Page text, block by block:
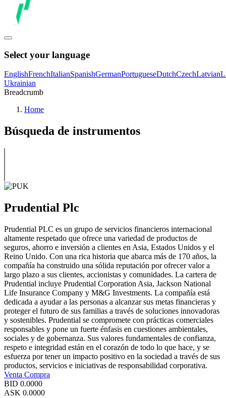
Select your language
EnglishFrenchItalianSpanishGermanPortugueseDutchCzechLatvian
Ukrainian
Breadcrumb
Home
Búsqueda de instrumentos
Prudential Plc
Prudential PLC es un grupo de servicios financieros internacional
altamente respetado que ofrece una variedad de productos de
seguros, ahorro e inversión a clientes en Asia, Estados Unidos y el
Reino Unido. Con una rica historia que abarca más de 170 años, la
compañía ha construido una sólida reputación por ofrecer valor a
largo plazo a sus clientes, accionistas y comunidades. La cartera de
Prudential incluye Prudential Corporation Asia, Jackson National
Life Insurance Company y M&G Investments. La compañía está
dedicada a ayudar a las personas a alcanzar sus metas financieras y
proteger el futuro de sus familias a través de soluciones innovadoras
y sostenibles. Prudential se compromete con prácticas comerciales
responsables y pone un fuerte énfasis en cuestiones ambientales,
sociales y de gobernanza. Sus valores fundamentales de confianza,
respeto e integridad están en el corazón de todo lo que hace, y se
esfuerza por tener un impacto positivo en la sociedad a través de sus
productos, servicios e iniciativas de responsabilidad corporativa.
Venta Compra
BID 0.0000
ASK 0.0000